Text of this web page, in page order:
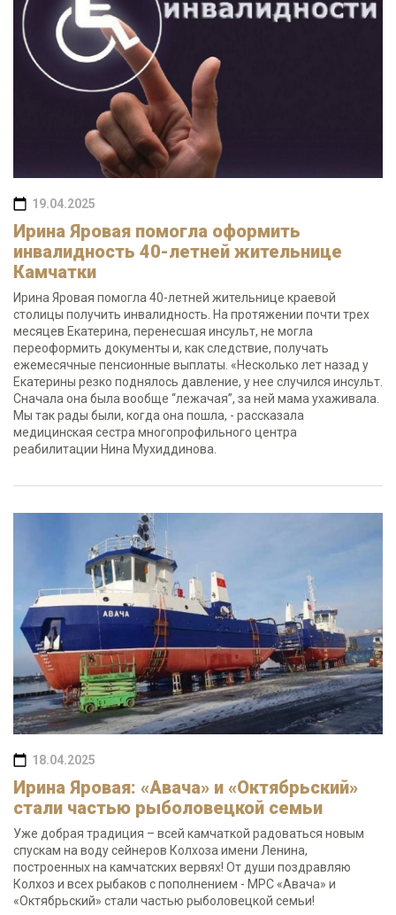
19.04.2025
Ирина Яровая помогла оформить
инвалидность 40-летней жительнице
Камчатки
Ирина Яровая помогла 40-летней жительнице краевой
столицы получить инвалидность. На протяжении почти трех
месяцев Екатерина, перенесшая инсульт, не могла
переоформить документы и, как следствие, получать
ежемесячные пенсионные выплаты. «Несколько лет назад у
Екатерины резко поднялось давление, у нее случился инсульт.
Сначала она была вообще “лежачая”, за ней мама ухаживала.
Мы так рады были, когда она пошла, - рассказала
медицинская сестра многопрофильного центра
реабилитации Нина Мухиддинова.
18.04.2025
Ирина Яровая: «Авача» и «Октябрьский»
стали частью рыболовецкой семьи
Уже добрая традиция – всей камчаткой радоваться новым
спускам на воду сейнеров Колхоза имени Ленина,
построенных на камчатских вервях! От души поздравляю
Колхоз и всех рыбаков с пополнением - МРС «Авача» и
«Октябрьский» стали частью рыболовецкой семьи!